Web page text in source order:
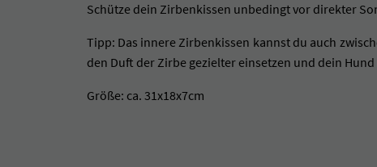
Schütze dein Zirbenkissen unbedingt vor direkter
Tipp: Das innere Zirbenkissen kannst du auch
den Duft der Zirbe gezielter einsetzen und dein
Größe: ca. 31x18x7cm